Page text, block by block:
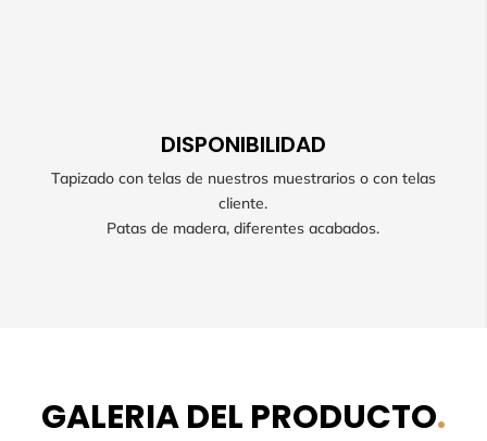
DISPONIBILIDAD
Tapizado con telas de nuestros muestrarios o con telas
cliente.
Patas de madera, diferentes acabados.
DISPONIBILIDAD
Tapizado con telas de nuestros muestrarios o con
telas cliente. Patas de madera, diferentes
acabados.
GALERIA DEL PRODUCTO.